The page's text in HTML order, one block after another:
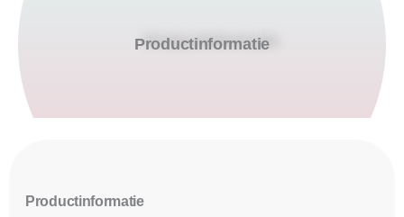
Productinformatie
Productinformatie